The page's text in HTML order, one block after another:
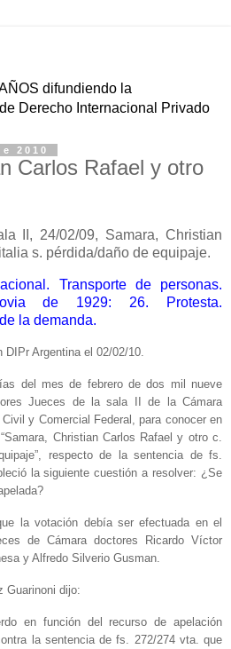
difundiendo la
Derecho Internacional Privado
2010
Carlos Rafael y otro
II, 24/02/09, Samara, Christian
s. pérdida/daño de equipaje.
Transporte de personas.
de 1929: 26. Protesta.
la demanda.
DIPr Argentina el 02/02/10.
del mes de febrero de dos mil nueve
Jueces de la sala II de la Cámara
y Comercial Federal, para conocer en
Christian Carlos Rafael y otro c.
respecto de la sentencia de fs.
la siguiente cuestión a resolver: ¿Se
la votación debía ser efectuada en el
de Cámara doctores Ricardo Víctor
y Alfredo Silverio Gusman.
Guarinoni dijo:
en función del recurso de apelación
la sentencia de fs. 272/274 vta. que